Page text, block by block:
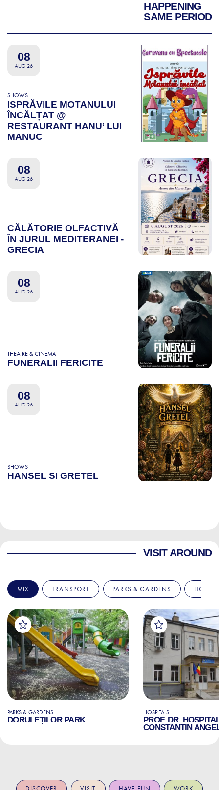
HAPPENING
SAME PERIOD
08
AUG 26
SHOWS
ISPRĂVILE MOTANULUI
ÎNCĂLȚAT @
RESTAURANT HANU’ LUI
MANUC
08
AUG 26
CĂLĂTORIE OLFACTIVĂ
ÎN JURUL MEDITERANEI -
GRECIA
08
AUG 26
THEATRE & CINEMA
FUNERALII FERICITE
08
AUG 26
SHOWS
HANSEL SI GRETEL
VISIT AROUND
MIX TRANSPORT PARKS & GARDENS
PARKS & GARDENS
DORULEȚILOR PARK
HOSPITALS
PROF. DR.
CONSTANTIN
DISCOVER VISIT HAVE FUN WORK